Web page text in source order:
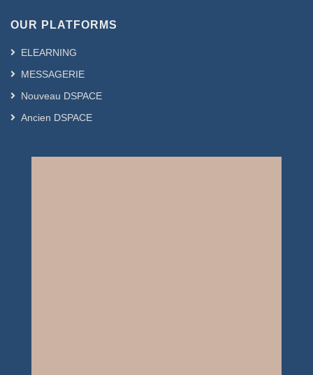
OUR PLATFORMS
ELEARNING
MESSAGERIE
Nouveau DSPACE
Ancien DSPACE